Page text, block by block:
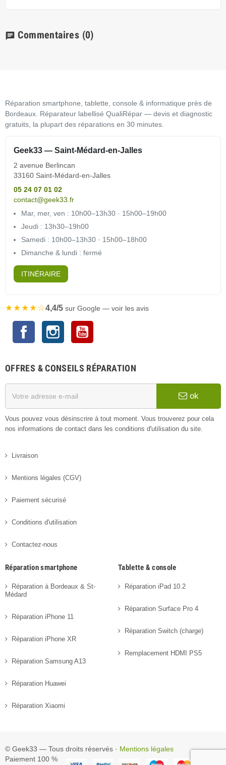
chat Commentaires (0)
Réparation smartphone, tablette, console & informatique près de
Bordeaux. Réparateur labellisé QualiRépar — devis et diagnostic
gratuits, la plupart des réparations en 30 minutes.
Geek33 — Saint-Médard-en-Jalles
2 avenue Berlincan
33160 Saint-Médard-en-Jalles
05 24 07 01 02
contact@geek33.fr
Mar, mer, ven : 10h00–13h30 · 15h00–19h00
Jeudi : 13h30–19h00
Samedi : 10h00–13h30 · 15h00–18h00
Dimanche & lundi : fermé
ITINÉRAIRE
★★★★☆4,4/5 sur Google — voir les avis
Facebook Instagram
OFFRES & CONSEILS RÉPARATION
ok
Vous pouvez vous désinscrire à tout moment. Vous trouverez pour cela
nos informations de contact dans les conditions d'utilisation du site.
Livraison
Mentions légales (CGV)
Paiement sécurisé
Conditions d'utilisation
Contactez-nous
Réparation smartphone
Réparation à Bordeaux & St-
Médard
Réparation iPhone 11
Réparation iPhone XR
Réparation Samsung A13
Réparation Huawei
Réparation Xiaomi
Tablette & console
Réparation iPad 10.2
Réparation Surface Pro 4
Réparation Switch (charge)
Remplacement HDMI PS5
© Geek33 — Tous droits réservés · Mentions légales
Paiement 100 %